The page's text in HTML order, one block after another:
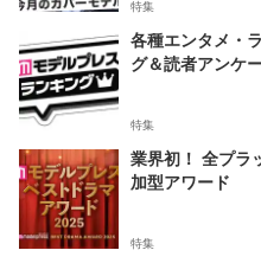
特集
各種エンタメ・
グ＆読者アンケ
特集
業界初！ 全プラ
加型アワード
特集